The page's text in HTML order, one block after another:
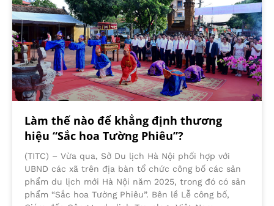
Làm thế nào để khẳng định thương
hiệu “Sắc hoa Tường Phiêu”?
(TITC) – Vừa qua, Sở Du lịch Hà Nội phối hợp với
UBND các xã trên địa bàn tổ chức công bố các sản
phẩm du lịch mới Hà Nội năm 2025, trong đó có sản
phẩm “Sắc hoa Tường Phiêu”. Bên lề Lễ công bố,